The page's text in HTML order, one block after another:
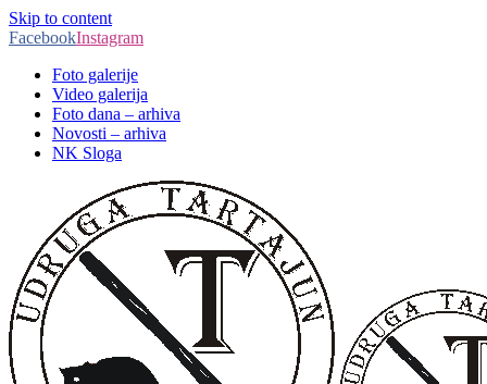
Skip to content
FacebookInstagram
Foto galerije
Video galerija
Foto dana – arhiva
Novosti – arhiva
NK Sloga